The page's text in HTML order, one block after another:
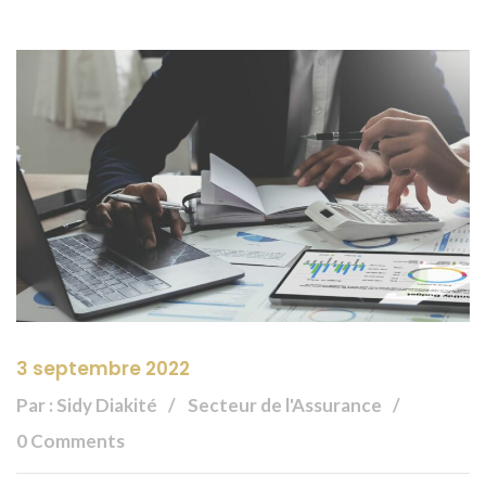
3 septembre 2022
Par : Sidy Diakité
Secteur de l'Assurance
0 Comments